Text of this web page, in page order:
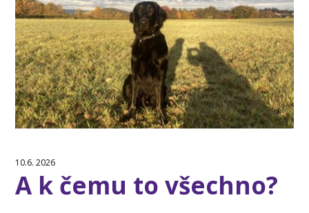
10.6. 2026
A k čemu to všechno?